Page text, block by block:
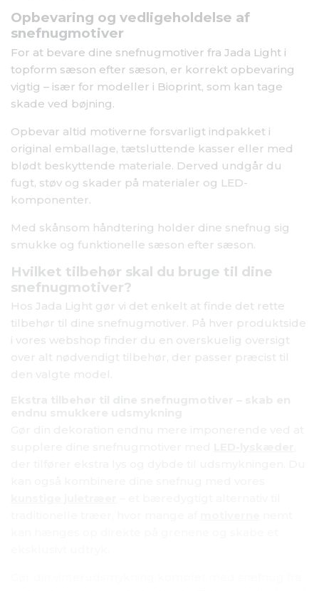
Opbevaring og vedligeholdelse af
snefnugmotiver
For at bevare dine snefnugmotiver fra Jada Light i
topform sæson efter sæson, er korrekt opbevaring
vigtig – især for modeller i Bioprint, som kan tage
skade ved bøjning.
Opbevar altid motiverne forsvarligt indpakket i
original emballage, tætsluttende kasser eller med
blødt beskyttende materiale. Derved undgår du
fugt, støv og skader på materialer og LED-
komponenter.
Med skånsom håndtering holder dine snefnug sig
smukke og funktionelle sæson efter sæson.
Hvilket tilbehør skal du bruge til dine
snefnugmotiver?
Hos Jada Light gør vi det enkelt at finde det rette
tilbehør til dine snefnugmotiver. På hver produktside
i vores webshop finder du en overskuelig oversigt
over alt nødvendigt tilbehør, der passer præcist til